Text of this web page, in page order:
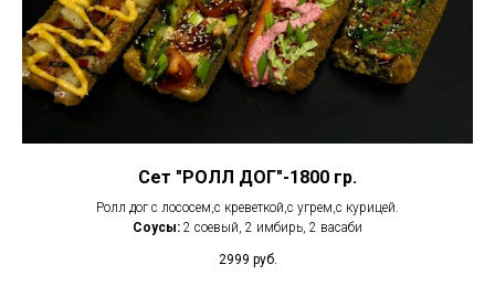
Сет "РОЛЛ ДОГ"-1800 гр.
Ролл дог с лососем,с креветкой,с угрем,с курицей.
Соусы: 2 соевый, 2 имбирь, 2 васаби
2999 руб.